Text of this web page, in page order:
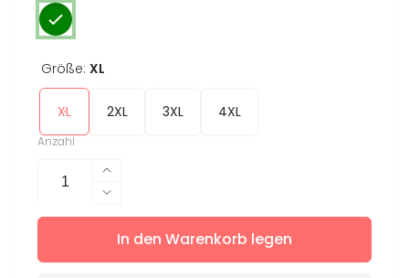
Größe: XL
XL 2XL 3XL 4XL
Anzahl
Erhöhe
die
Menge
für
Verringere
die
Menge
für
In den Warenkorb legen